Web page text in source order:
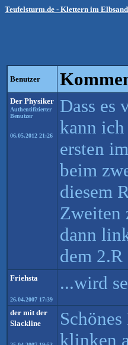
Teufelsturm.de - Klettern im
Benutzer
Der Physiker
Authentifizierter
Benutzer
06.05.2012 21:26
Dass es
kann ich
ersten
beim
diesem
Zweiten
dann
dem 2.R
Friehsta
26.04.2007 17:39
...wird
der mit der
Slackline
klinken